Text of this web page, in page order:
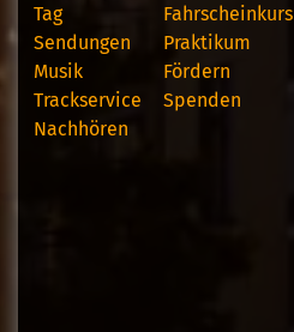
Tag
Sendungen
Musik
Trackservice
Nachhören
Fahrscheinkurs
Praktikum
Fördern
Spenden